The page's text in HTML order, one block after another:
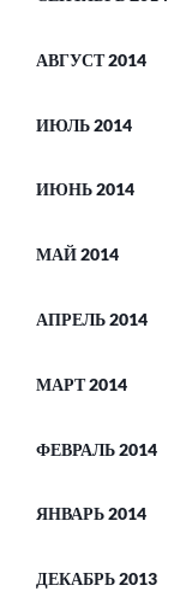
АВГУСТ 2014
ИЮЛЬ 2014
ИЮНЬ 2014
МАЙ 2014
АПРЕЛЬ 2014
МАРТ 2014
ФЕВРАЛЬ 2014
ЯНВАРЬ 2014
ДЕКАБРЬ 2013